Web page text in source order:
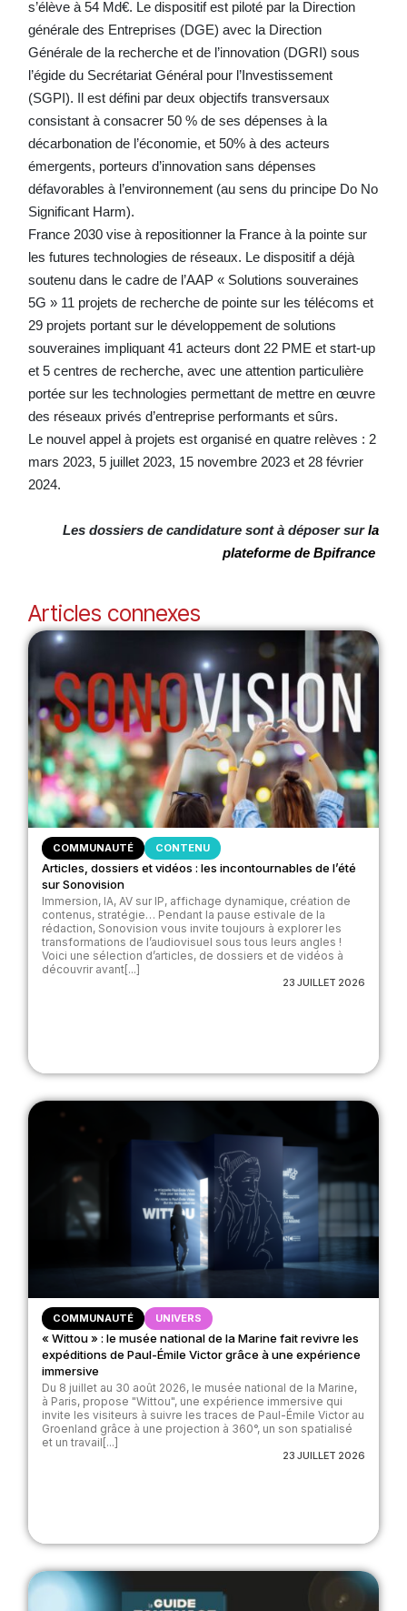
s’élève à 54 Md€. Le dispositif est piloté par la Direction
générale des Entreprises (DGE) avec la Direction
Générale de la recherche et de l’innovation (DGRI) sous
l’égide du Secrétariat Général pour l’Investissement
(SGPI). Il est défini par deux objectifs transversaux
consistant à consacrer 50 % de ses dépenses à la
décarbonation de l’économie, et 50% à des acteurs
émergents, porteurs d’innovation sans dépenses
défavorables à l’environnement (au sens du principe Do No
Significant Harm).
France 2030 vise à repositionner la France à la pointe sur
les futures technologies de réseaux. Le dispositif a déjà
soutenu dans le cadre de l’AAP « Solutions souveraines
5G » 11 projets de recherche de pointe sur les télécoms et
29 projets portant sur le développement de solutions
souveraines impliquant 41 acteurs dont 22 PME et start-up
et 5 centres de recherche, avec une attention particulière
portée sur les technologies permettant de mettre en œuvre
des réseaux privés d’entreprise performants et sûrs.
Le nouvel appel à projets est organisé en quatre relèves : 2
mars 2023, 5 juillet 2023, 15 novembre 2023 et 28 février
2024.
Les dossiers de candidature sont à déposer surla
plateforme de Bpifrance
Articles connexes
COMMUNAUTÉ CONTENU
Articles, dossiers et vidéos : les incontournables de l’été
sur Sonovision
Immersion, IA, AV sur IP, affichage dynamique, création de
contenus, stratégie… Pendant la pause estivale de la
rédaction, Sonovision vous invite toujours à explorer les
transformations de l’audiovisuel sous tous leurs angles !
Voici une sélection d’articles, de dossiers et de vidéos à
découvrir avant[...]
23 JUILLET 2026
COMMUNAUTÉ UNIVERS
« Wittou » : le musée national de la Marine fait revivre les
expéditions de Paul-Émile Victor grâce à une expérience
immersive
Du 8 juillet au 30 août 2026, le musée national de la Marine,
à Paris, propose "Wittou", une expérience immersive qui
invite les visiteurs à suivre les traces de Paul-Émile Victor au
Groenland grâce à une projection à 360°, un son spatialisé
et un travail[...]
23 JUILLET 2026